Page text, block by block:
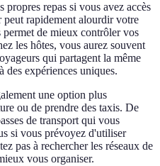
propres repas si vous avez accès
rapidement alourdir votre
de mieux contrôler vos
les hôtes, vous aurez souvent
qui partagent la même
expériences uniques.
une option plus
ou de prendre des taxis. De
de transport qui vous
si vous prévoyez d'utiliser
pas à rechercher les réseaux de
vous organiser.